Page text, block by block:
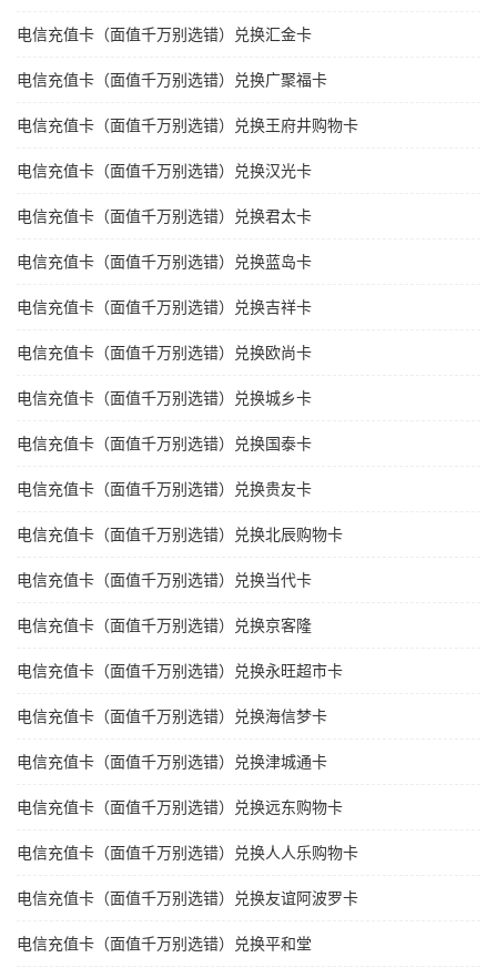
电信充值卡（面值千万别选错）兑换汇金卡
电信充值卡（面值千万别选错）兑换广聚福卡
电信充值卡（面值千万别选错）兑换王府井购物卡
电信充值卡（面值千万别选错）兑换汉光卡
电信充值卡（面值千万别选错）兑换君太卡
电信充值卡（面值千万别选错）兑换蓝岛卡
电信充值卡（面值千万别选错）兑换吉祥卡
电信充值卡（面值千万别选错）兑换欧尚卡
电信充值卡（面值千万别选错）兑换城乡卡
电信充值卡（面值千万别选错）兑换国泰卡
电信充值卡（面值千万别选错）兑换贵友卡
电信充值卡（面值千万别选错）兑换北辰购物卡
电信充值卡（面值千万别选错）兑换当代卡
电信充值卡（面值千万别选错）兑换京客隆
电信充值卡（面值千万别选错）兑换永旺超市卡
电信充值卡（面值千万别选错）兑换海信梦卡
电信充值卡（面值千万别选错）兑换津城通卡
电信充值卡（面值千万别选错）兑换远东购物卡
电信充值卡（面值千万别选错）兑换人人乐购物卡
电信充值卡（面值千万别选错）兑换友谊阿波罗卡
电信充值卡（面值千万别选错）兑换平和堂